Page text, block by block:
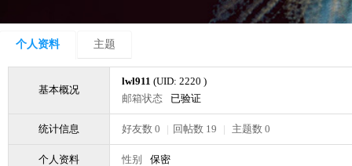
个人资料 主题
基本概况
lwl911 (UID: 2220 )
邮箱状态
已验证
统计信息 好友数 0 | 回帖数 19 | 主题数 0
个人资料 性别 保密